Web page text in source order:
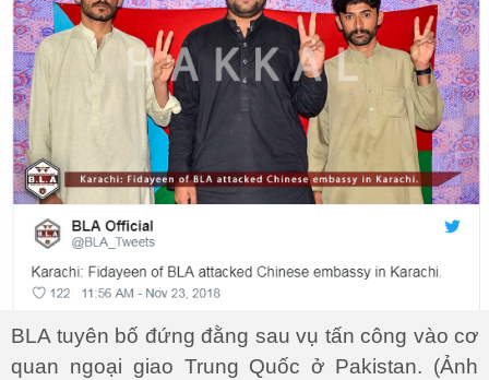
BLA tuyên bố đứng đằng sau vụ tấn công vào cơ
quan ngoại giao Trung Quốc ở Pakistan. (Ảnh